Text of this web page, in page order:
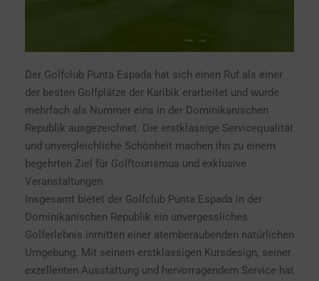
Der Golfclub Punta Espada hat sich einen Ruf als einer
der besten Golfplätze der Karibik erarbeitet und wurde
mehrfach als Nummer eins in der Dominikanischen
Republik ausgezeichnet. Die erstklassige Servicequalität
und unvergleichliche Schönheit machen ihn zu einem
begehrten Ziel für Golftourismus und exklusive
Veranstaltungen.
Insgesamt bietet der Golfclub Punta Espada in der
Dominikanischen Republik ein unvergessliches
Golferlebnis inmitten einer atemberaubenden natürlichen
Umgebung. Mit seinem erstklassigen Kursdesign, seiner
exzellenten Ausstattung und hervorragendem Service hat